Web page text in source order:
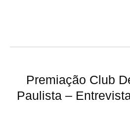
Premiação Club
Paulista –